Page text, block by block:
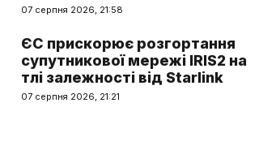
07 серпня 2026, 21:58
ЄС прискорює розгортання
супутникової мережі IRIS2 на
тлі залежності від Starlink
07 серпня 2026, 21:21